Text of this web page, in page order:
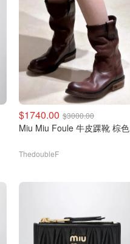
$1740.00 $3000.00
Miu Miu Foule 牛皮踝靴 棕色
ThedoubleF